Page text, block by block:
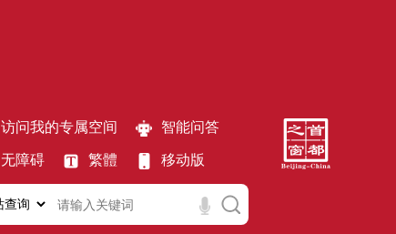
访问我的专属空间 智能问答
无障碍 繁體 移动版